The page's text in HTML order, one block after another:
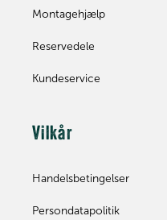
Montagehjælp
Reservedele
Kundeservice
Vilkår
Handelsbetingelser
Persondatapolitik